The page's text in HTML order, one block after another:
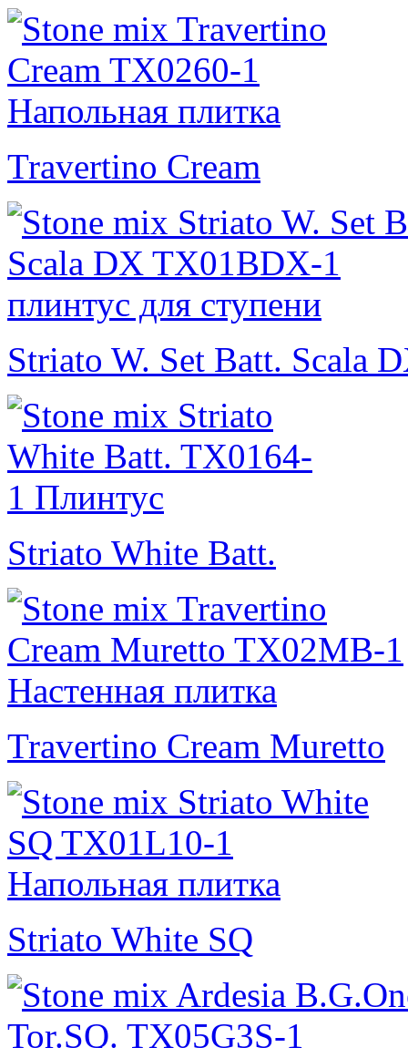
Travertino Cream
Striato W. Set Batt. Scala
Striato White Batt.
Travertino Cream Muretto
Striato White SQ